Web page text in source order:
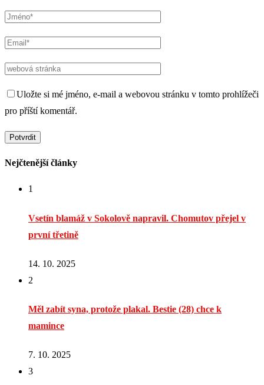
Uložte si mé jméno, e-mail a webovou stránku v tomto prohlížeči
pro příští komentář.
Nejčtenější články
1
Vsetín blamáž v Sokolově napravil. Chomutov přejel v
první třetině
14. 10. 2025
2
Měl zabít syna, protože plakal. Bestie (28) chce k
mamince
7. 10. 2025
3